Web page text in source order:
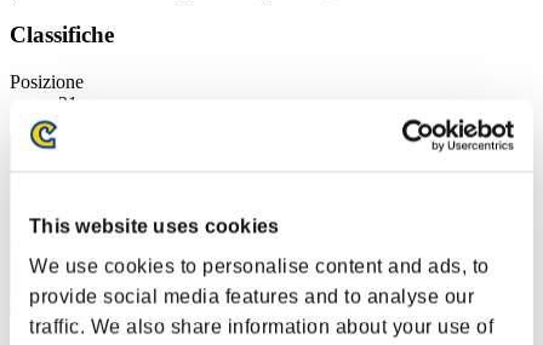
This website uses cookies
We use cookies to personalise content and ads, to
provide social media features and to analyse our
traffic. We also share information about your use of
Classifiche
Posizione
21